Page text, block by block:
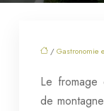
/Gastronomie
Le fromage
de